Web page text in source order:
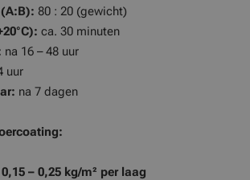
80 : 20 (gewicht)
ca. 30 minuten
na 16 – 48 uur
uur
na 7 dagen
0,15 – 0,25 kg/m² per laag